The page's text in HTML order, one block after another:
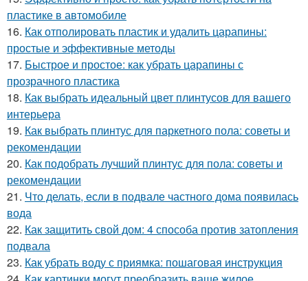
пластике в автомобиле
16. Как отполировать пластик и удалить царапины:
простые и эффективные методы
17. Быстрое и простое: как убрать царапины с
прозрачного пластика
18. Как выбрать идеальный цвет плинтусов для вашего
интерьера
19. Как выбрать плинтус для паркетного пола: советы и
рекомендации
20. Как подобрать лучший плинтус для пола: советы и
рекомендации
21. Что делать, если в подвале частного дома появилась
вода
22. Как защитить свой дом: 4 способа против затопления
подвала
23. Как убрать воду с приямка: пошаговая инструкция